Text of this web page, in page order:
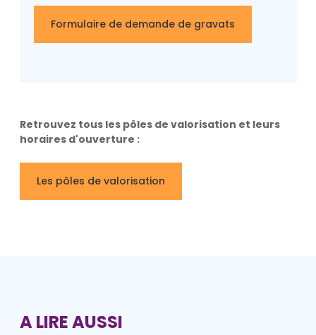
Formulaire de demande de gravats
Retrouvez tous les pôles de valorisation et leurs
horaires d'ouverture :
Les pôles de valorisation
A LIRE AUSSI